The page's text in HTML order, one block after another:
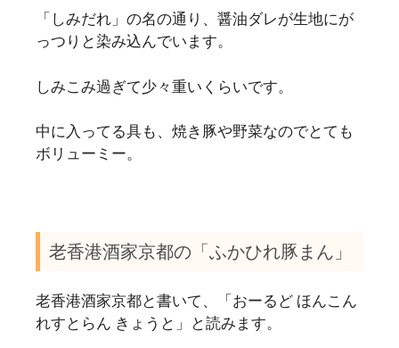
「しみだれ」の名の通り、醤油ダレが生地にが
っつりと染み込んでいます。
しみこみ過ぎて少々重いくらいです。
中に入ってる具も、焼き豚や野菜なのでとても
ボリューミー。
老香港酒家京都の「ふかひれ豚まん」
老香港酒家京都と書いて、「おーるど ほんこん
れすとらん きょうと」と読みます。